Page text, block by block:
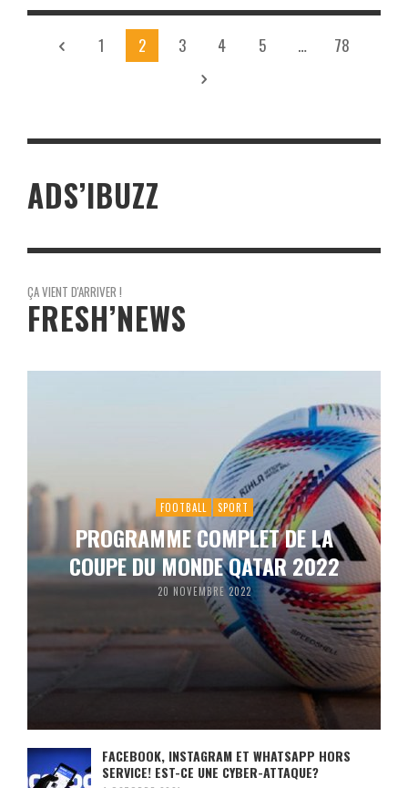
1 2 3 4 5 … 78
ADS’IBUZZ
ÇA VIENT D'ARRIVER !
FRESH’NEWS
FOOTBALL SPORT
PROGRAMME COMPLET DE LA
COUPE DU MONDE QATAR 2022
20 NOVEMBRE 2022
FACEBOOK, INSTAGRAM ET WHATSAPP HORS
SERVICE! EST-CE UNE CYBER-ATTAQUE?